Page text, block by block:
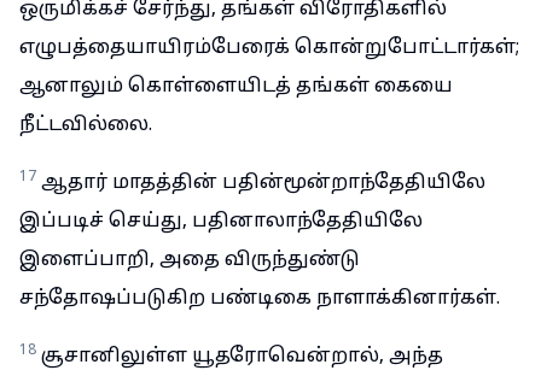
ஒருமிக்கச் சேர்ந்து, தங்கள் விரோதிகளில்
எழுபத்தையாயிரம்பேரைக் கொன்றுபோட்டார்கள்;
ஆனாலும் கொள்ளையிடத் தங்கள் கையை
நீட்டவில்லை.
17 ஆதார் மாதத்தின் பதின்மூன்றாந்தேதியிலே
இப்படிச் செய்து, பதினாலாந்தேதியிலே
இளைப்பாறி, அதை விருந்துண்டு
சந்தோஷப்படுகிற பண்டிகை நாளாக்கினார்கள்.
18 சூசானிலுள்ள யூதரோவென்றால், அந்த